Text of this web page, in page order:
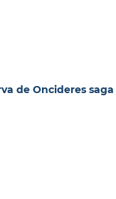
de Oncideres saga